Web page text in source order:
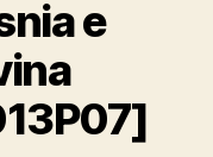
e